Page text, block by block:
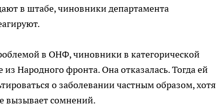
в штабе, чиновники департамента
в ОНФ, чиновники в категорической
Народного фронта. Она отказалась. Тогда ей
о заболевании частным образом, хотя
вызывает сомнений.